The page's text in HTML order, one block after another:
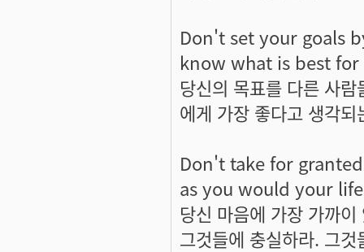
Don't set your goals
know what is best for
당신의 목표를 다른 사
에게 가장 좋다고 생각
Don't take for
as you would your
당신 마음에 가장 가까
그것들에 충실하라. 그